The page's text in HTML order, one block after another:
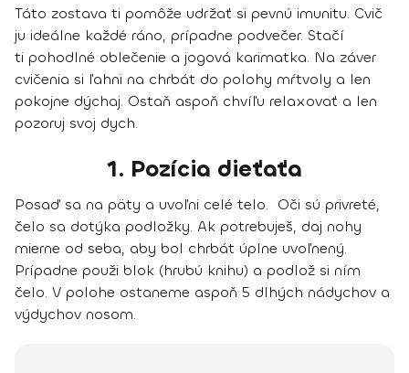
Táto zostava ti pomôže udržať si pevnú imunitu. Cvič
ju ideálne každé ráno, prípadne podvečer. Stačí
ti pohodlné oblečenie a jogová karimatka. Na záver
cvičenia si ľahni na chrbát do polohy mŕtvoly a len
pokojne dýchaj. Ostaň aspoň chvíľu relaxovať a len
pozoruj svoj dych.
1. Pozícia dieťaťa
Posaď sa na päty a uvoľni celé telo. Oči sú privreté,
čelo sa dotýka podložky. Ak potrebuješ, daj nohy
mierne od seba, aby bol chrbát úplne uvoľnený.
Prípadne použi blok (hrubú knihu) a podlož si ním
čelo. V polohe ostaneme aspoň 5 dlhých nádychov a
výdychov nosom.